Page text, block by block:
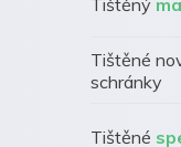
Tištěné
schránky
Tištěné